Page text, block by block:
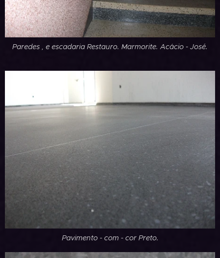
Paredes , e escadaria Restauro. Marmorite. Acácio - José.
Pavimento - com - cor Preto.